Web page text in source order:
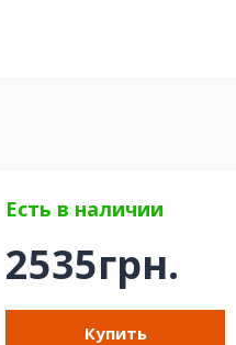
Есть в наличии
2535грн.
Купить